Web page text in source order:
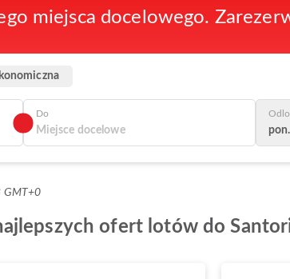
miejsca docelowego.
Do
GMT+0
ofert lotów do